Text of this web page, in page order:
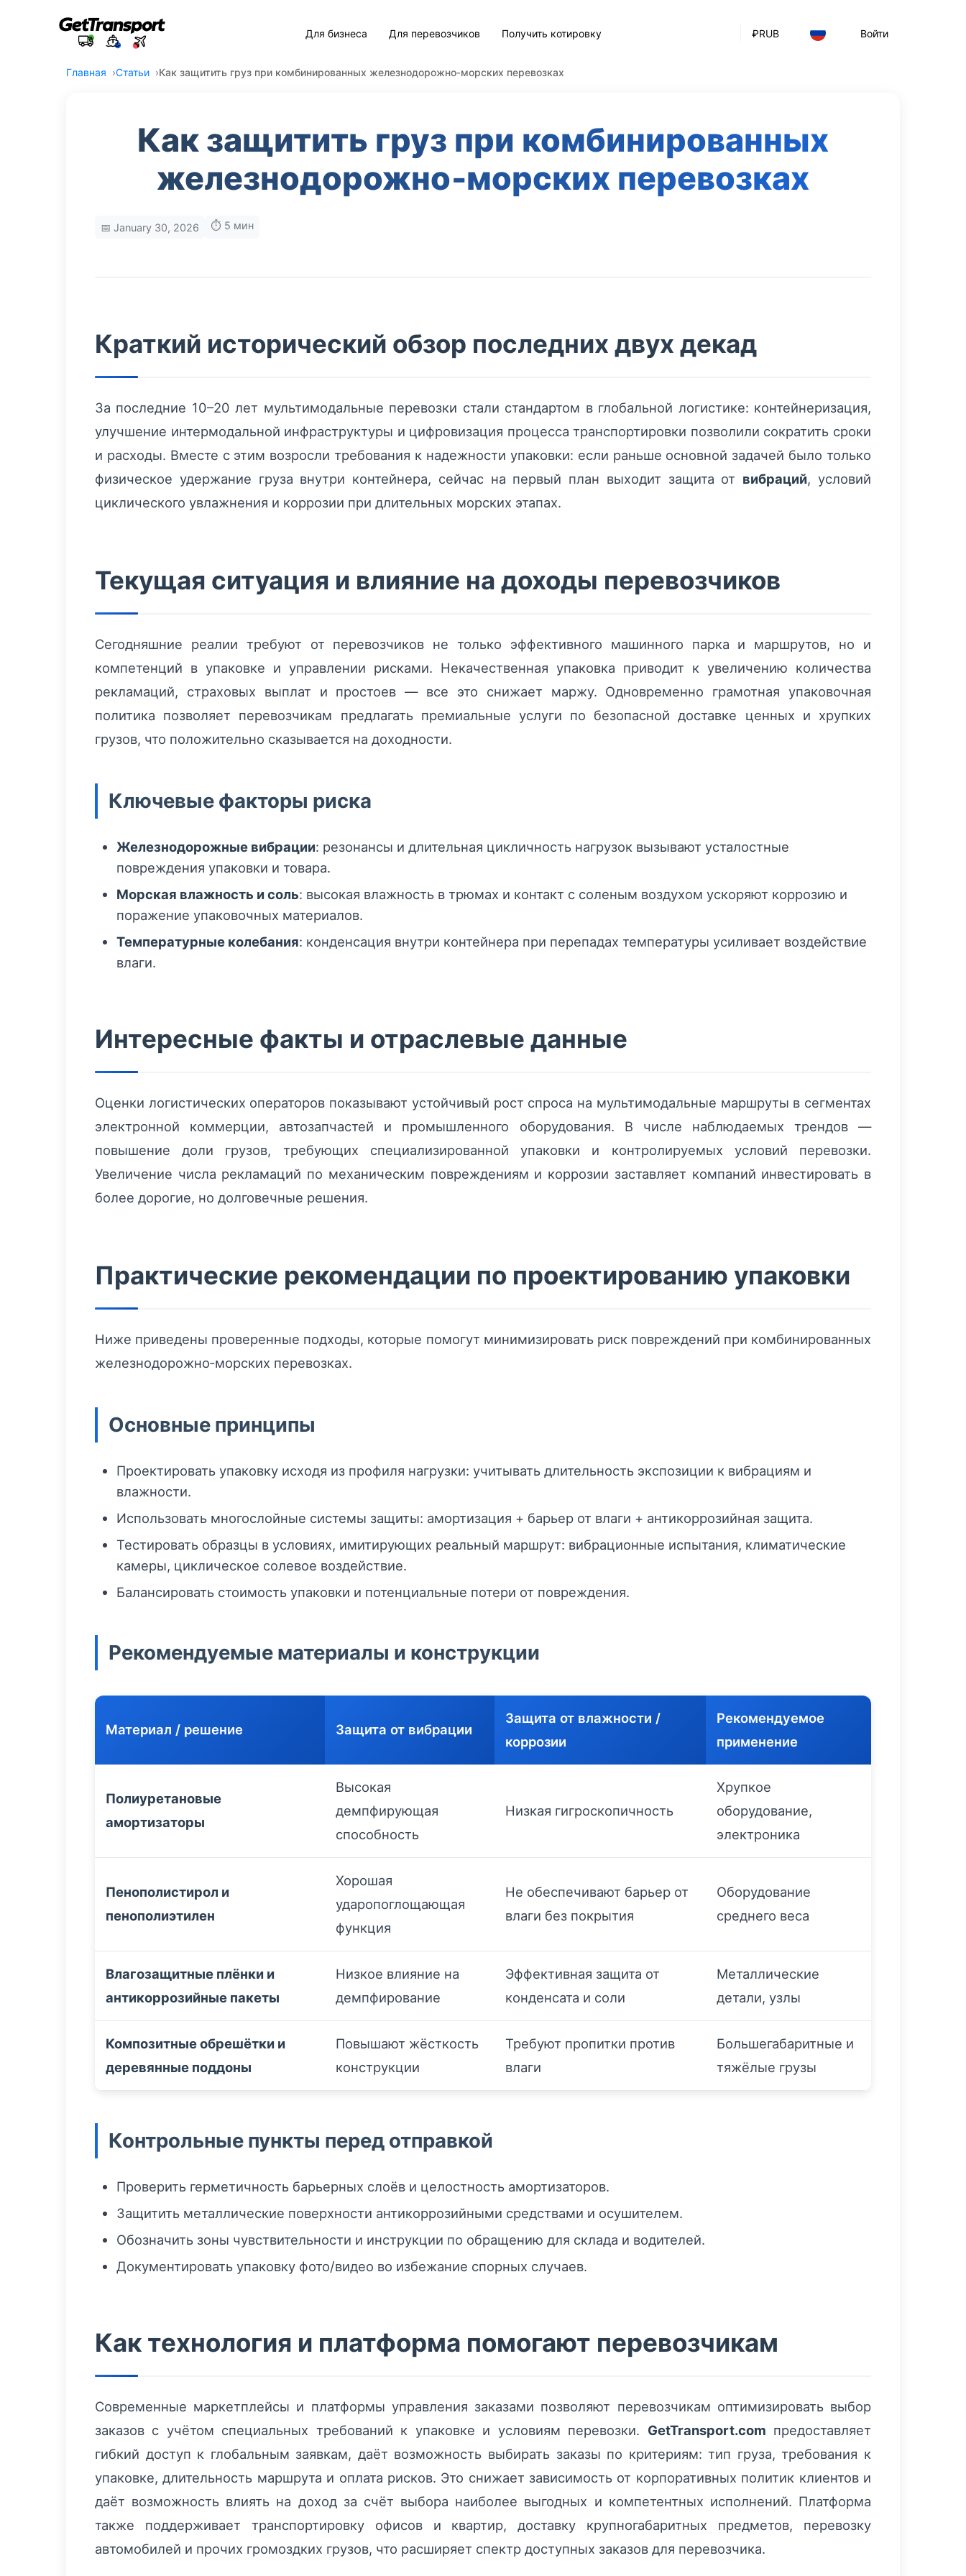
₽RUB Войти
Для бизнеса Для перевозчиков Получить котировку
Главная Статьи Как защитить груз при комбинированных железнодорожно‑морских перевозках
Как защитить груз при комбинированных
железнодорожно‑морских перевозках
📅 January 30, 2026 ⏱️ 5 мин
Краткий исторический обзор последних двух декад
За последние 10–20 лет мультимодальные перевозки стали стандартом в глобальной логистике: контейнеризация,
улучшение интермодальной инфраструктуры и цифровизация процесса транспортировки позволили сократить сроки
и расходы. Вместе с этим возросли требования к надежности упаковки: если раньше основной задачей было только
физическое удержание груза внутри контейнера, сейчас на первый план выходит защита от вибраций, условий
циклического увлажнения и коррозии при длительных морских этапах.
Текущая ситуация и влияние на доходы перевозчиков
Сегодняшние реалии требуют от перевозчиков не только эффективного машинного парка и маршрутов, но и
компетенций в упаковке и управлении рисками. Некачественная упаковка приводит к увеличению количества
рекламаций, страховых выплат и простоев — все это снижает маржу. Одновременно грамотная упаковочная
политика позволяет перевозчикам предлагать премиальные услуги по безопасной доставке ценных и хрупких
грузов, что положительно сказывается на доходности.
Ключевые факторы риска
Железнодорожные вибрации: резонансы и длительная цикличность нагрузок вызывают усталостные
повреждения упаковки и товара.
Морская влажность и соль: высокая влажность в трюмах и контакт с соленым воздухом ускоряют коррозию и
поражение упаковочных материалов.
Температурные колебания: конденсация внутри контейнера при перепадах температуры усиливает воздействие
влаги.
Интересные факты и отраслевые данные
Оценки логистических операторов показывают устойчивый рост спроса на мультимодальные маршруты в сегментах
электронной коммерции, автозапчастей и промышленного оборудования. В числе наблюдаемых трендов —
повышение доли грузов, требующих специализированной упаковки и контролируемых условий перевозки.
Увеличение числа рекламаций по механическим повреждениям и коррозии заставляет компаний инвестировать в
более дорогие, но долговечные решения.
Практические рекомендации по проектированию упаковки
Ниже приведены проверенные подходы, которые помогут минимизировать риск повреждений при комбинированных
железнодорожно‑морских перевозках.
Основные принципы
Проектировать упаковку исходя из профиля нагрузки: учитывать длительность экспозиции к вибрациям и
влажности.
Использовать многослойные системы защиты: амортизация + барьер от влаги + антикоррозийная защита.
Тестировать образцы в условиях, имитирующих реальный маршрут: вибрационные испытания, климатические
камеры, циклическое солевое воздействие.
Балансировать стоимость упаковки и потенциальные потери от повреждения.
Рекомендуемые материалы и конструкции
Материал / решение Защита от вибрации
Защита от влажности /
коррозии
Рекомендуемое
применение
Полиуретановые
амортизаторы
Высокая
демпфирующая
способность
Низкая гигроскопичность
Хрупкое
оборудование,
электроника
Пенополистирол и
пенополиэтилен
Хорошая
ударопоглощающая
функция
Не обеспечивают барьер от
влаги без покрытия
Оборудование
среднего веса
Влагозащитные плёнки и
антикоррозийные пакеты
Низкое влияние на
демпфирование
Эффективная защита от
конденсата и соли
Металлические
детали, узлы
Композитные обрешётки и
деревянные поддоны
Повышают жёсткость
конструкции
Требуют пропитки против
влаги
Большегабаритные и
тяжёлые грузы
Контрольные пункты перед отправкой
Проверить герметичность барьерных слоёв и целостность амортизаторов.
Защитить металлические поверхности антикоррозийными средствами и осушителем.
Обозначить зоны чувствительности и инструкции по обращению для склада и водителей.
Документировать упаковку фото/видео во избежание спорных случаев.
Как технология и платформа помогают перевозчикам
Современные маркетплейсы и платформы управления заказами позволяют перевозчикам оптимизировать выбор
заказов с учётом специальных требований к упаковке и условиям перевозки. GetTransport.com предоставляет
гибкий доступ к глобальным заявкам, даёт возможность выбирать заказы по критериям: тип груза, требования к
упаковке, длительность маршрута и оплата рисков. Это снижает зависимость от корпоративных политик клиентов и
даёт возможность влиять на доход за счёт выбора наиболее выгодных и компетентных исполнений. Платформа
также поддерживает транспортировку офисов и квартир, доставку крупногабаритных предметов, перевозку
автомобилей и прочих громоздких грузов, что расширяет спектр доступных заказов для перевозчика.